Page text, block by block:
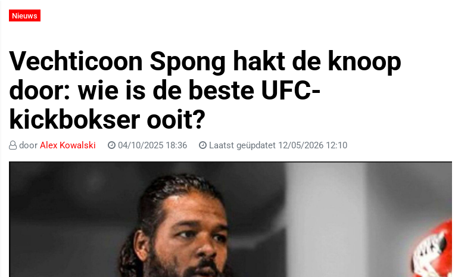
Nieuws
Vechticoon Spong hakt de knoop
door: wie is de beste UFC-
kickbokser ooit?
door Alex Kowalski 04/10/2025 18:36 Laatst geüpdatet 12/05/2026 12:10